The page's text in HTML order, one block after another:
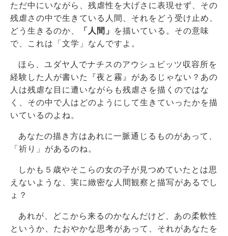
ただ中にいながら、残虐性を大げさに表現せず、その
残虐さの中で生きている人間、それをどう受け止め、
どう生きるのか、
「人間」
を描いている。その意味
で、これは「文学」なんですよ。
ほら、ユダヤ人でナチスのアウシュビッツ収容所を
経験した人が書いた『夜と霧』があるじゃない？あの
人は残虐な目に遭いながらも残虐さを描くのではな
く、その中で人はどのようにして生きていったかを描
いているのよね。
あなたの描き方はあれに一脈通じるものがあって、
「祈り」があるのね。
しかも５歳やそこらの女の子が見つめていたとは思
えないような、実に緻密な人間観察と描写があるでし
ょ？
あれが、どこから来るのかなんだけど、あの柔軟性
というか、たおやかな思考があって、それがあなたを